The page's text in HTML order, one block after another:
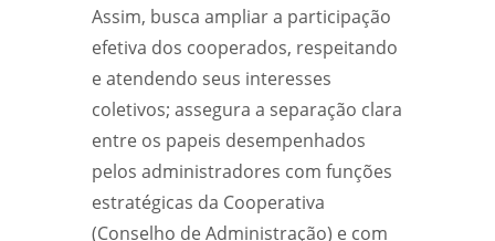
Assim, busca ampliar a participação
efetiva dos cooperados, respeitando
e atendendo seus interesses
coletivos; assegura a separação clara
entre os papeis desempenhados
pelos administradores com funções
estratégicas da Cooperativa
(Conselho de Administração) e com